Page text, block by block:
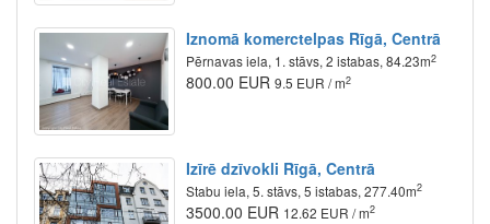
Iznomā komerctelpas Rīgā, Centrā
Pērnavas iela, 1. stāvs, 2 istabas, 84.23m2
800.00 EUR 9.5 EUR / m2
Izīrē dzīvokli Rīgā, Centrā
Stabu iela, 5. stāvs, 5 istabas, 277.40m2
3500.00 EUR 12.62 EUR / m2